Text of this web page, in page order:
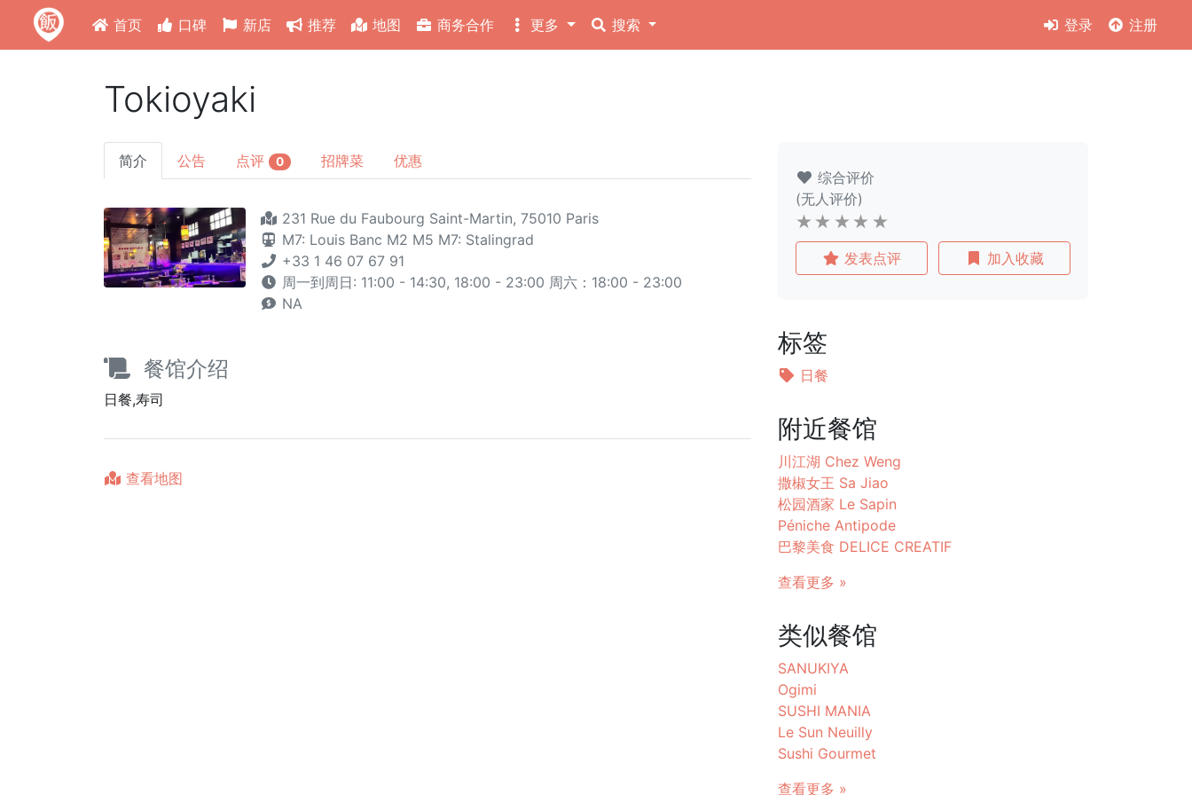
首页 口碑 新店 推荐 地图 商务合作 更多 搜索 登录 注册
Tokioyaki
简介 公告 点评 0 招牌菜 优惠
231 Rue du Faubourg Saint-Martin, 75010 Paris
M7: Louis Banc M2 M5 M7: Stalingrad
+33 1 46 07 67 91
周一到周日: 11:00 - 14:30, 18:00 - 23:00 周六：18:00 - 23:00
NA
餐馆介绍
日餐,寿司
查看地图
综合评价
(无人评价)
发表点评 加入收藏
标签
日餐
附近餐馆
川江湖 Chez Weng
撒椒女王 Sa Jiao
松园酒家 Le Sapin
Péniche Antipode
巴黎美食 DELICE CREATIF
查看更多 »
类似餐馆
SANUKIYA
Ogimi
SUSHI MANIA
Le Sun Neuilly
Sushi Gourmet
查看更多 »